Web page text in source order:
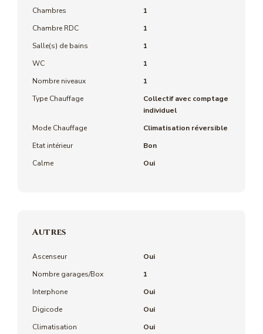
Chambres
1
Chambre RDC
1
Salle(s) de bains
1
WC
1
Nombre niveaux
1
Type Chauffage
Collectif avec comptage
individuel
Mode Chauffage
Climatisation réversible
Etat intérieur
Bon
Calme
Oui
Autres
Ascenseur
Oui
Nombre garages/Box
1
Interphone
Oui
Digicode
Oui
Climatisation
Oui